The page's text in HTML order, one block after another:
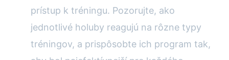
prístup k tréningu. Pozorujte, ako
jednotlivé holuby reagujú na rôzne typy
tréningov, a prispôsobte ich program tak,